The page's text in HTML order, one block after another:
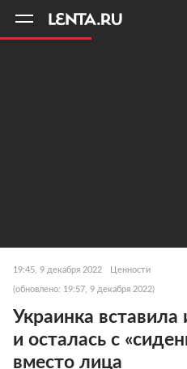
19:45, 9 декабря 2022 Ценности
(обновлено: 19:57, 9 декабря 2022)
Украинка
и осталась с
вместо лица